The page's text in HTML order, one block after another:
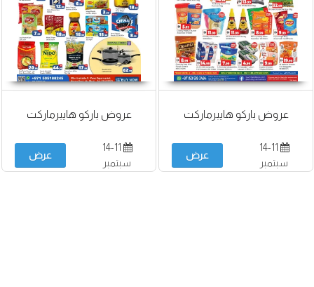
عروض باركو هايبرماركت
14-11
سبتمبر
عرض
عروض باركو هايبرماركت
14-11
سبتمبر
عرض